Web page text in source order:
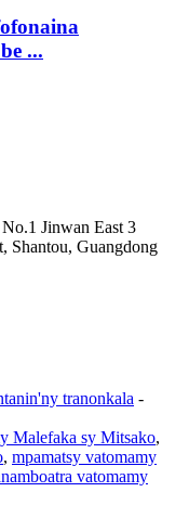
...
Jinwan East 3
Shantou, Guangdong
tranonkala -
Malefaka sy Mitsako,
, mpamatsy vatomamy
vatomamy